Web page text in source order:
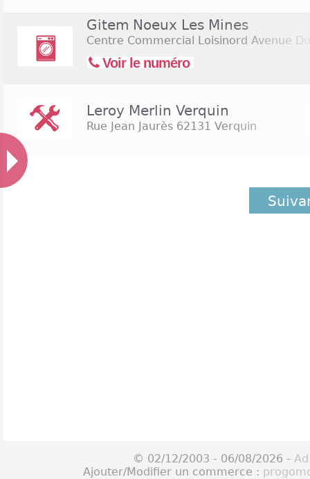
Gitem Noeux Les Mines
Centre Commercial Loisinord Avenue
Voir le numéro
Leroy Merlin Verquin
Rue Jean Jaurès 62131 Verquin
© 02/12/2003 - 06/08/2026 -
Ajouter/Modifier un commerce :